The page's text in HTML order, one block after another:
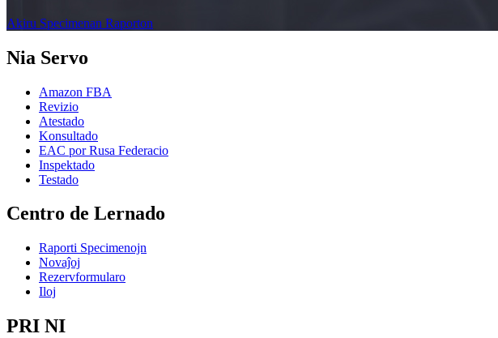
Akiru Specimenan Raporton
Nia Servo
Amazon FBA
Revizio
Atestado
Konsultado
EAC por Rusa Federacio
Inspektado
Testado
Centro de Lernado
Raporti Specimenojn
Novaĵoj
Rezervformularo
Iloj
PRI NI